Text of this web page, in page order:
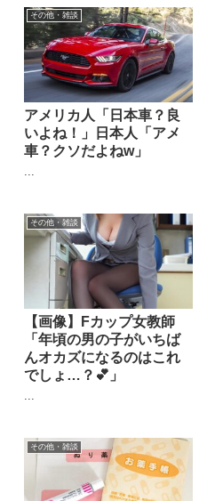
その他・雑談
アメリカ人「日本車？良
いよね！」日本人「アメ
車？クソだよねw」
その他・雑談
【画像】Fカップ女教師
「年頃の男の子がいちば
んオカズになるのはこれ
でしょ…？💕」
その他・雑談